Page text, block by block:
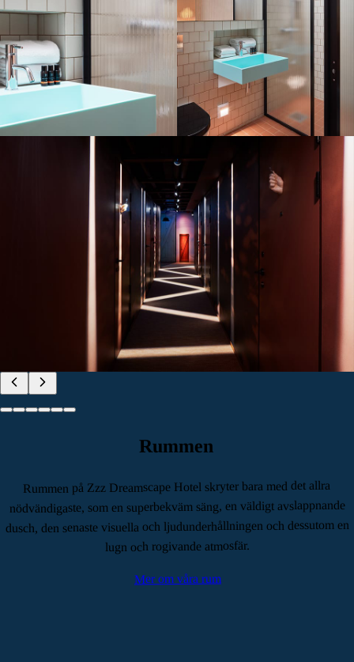
Rummen
Rummen på Zzz Dreamscape Hotel skryter bara med det allra
nödvändigaste, som en superbekväm säng, en väldigt avslappnande
dusch, den senaste visuella och ljudunderhållningen och dessutom en
lugn och rogivande atmosfär.
Mer om våra rum